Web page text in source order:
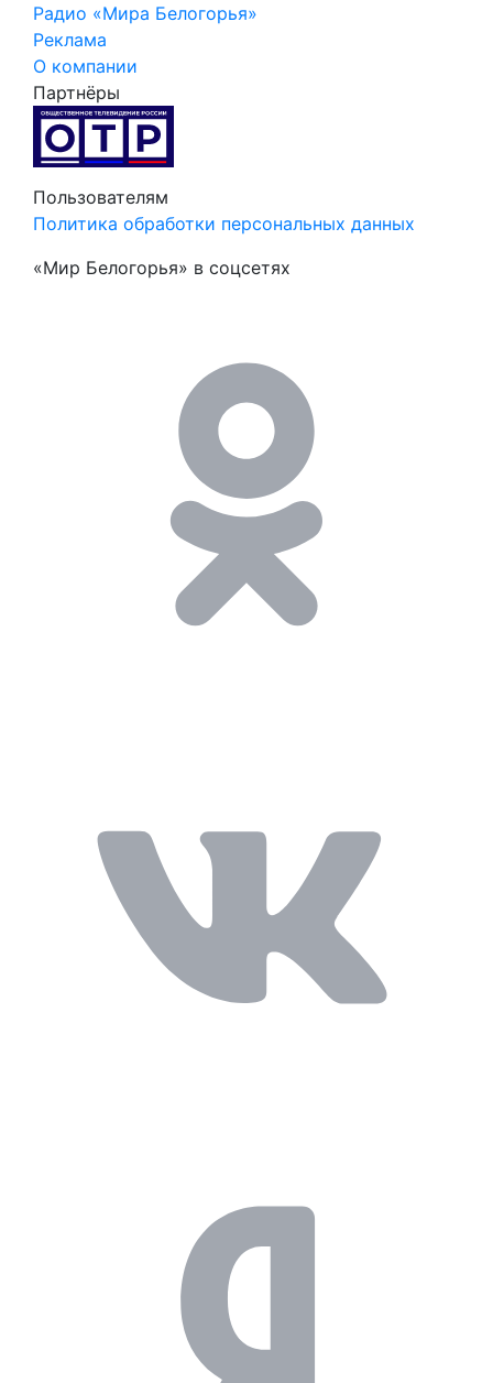
Радио «Мира Белогорья»
Реклама
О компании
Партнёры
Пользователям
Политика обработки персональных данных
«Мир Белогорья» в соцсетях